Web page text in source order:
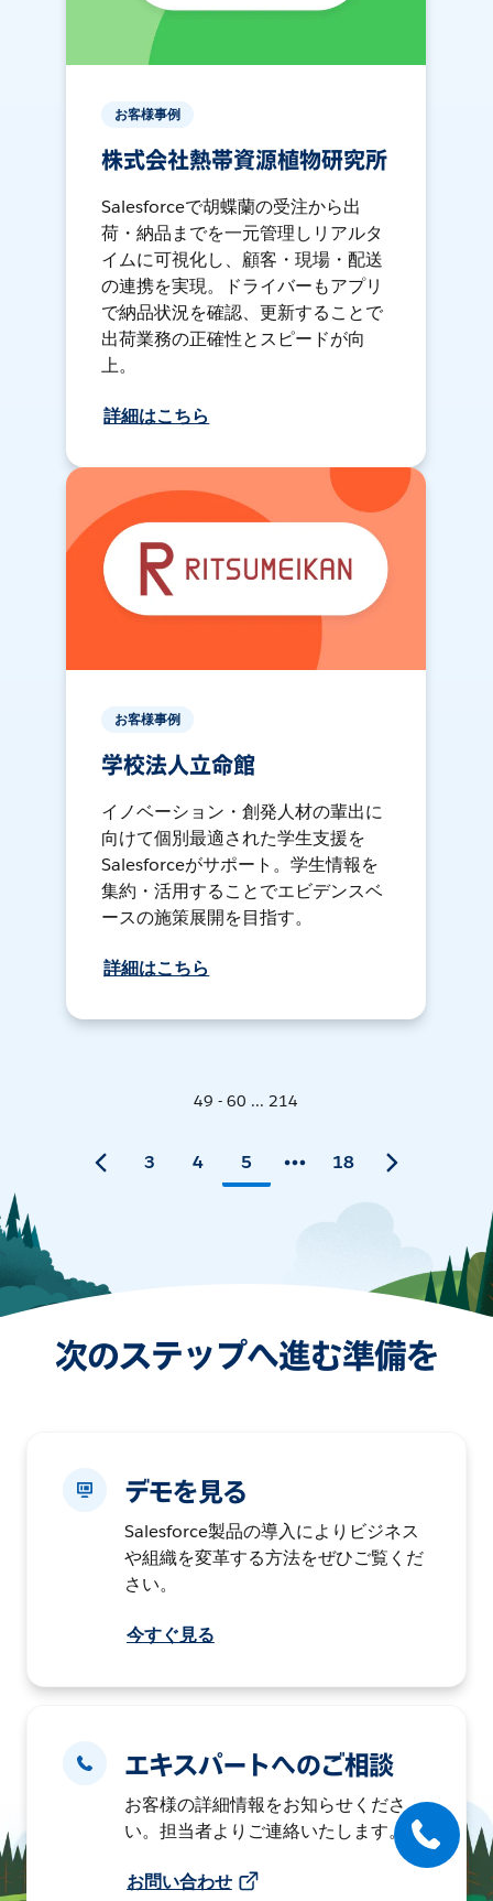
お客様事例
株式会社熱帯資源植物研究所
Salesforceで胡蝶蘭の受注から出
荷・納品までを一元管理しリアルタ
イムに可視化し、顧客・現場・配送
の連携を実現。ドライバーもアプリ
で納品状況を確認、更新することで
出荷業務の正確性とスピードが向
上。
詳細はこちら
お客様事例
学校法人立命館
イノベーション・創発人材の輩出に
向けて個別最適された学生支援を
Salesforceがサポート。学生情報を
集約・活用することでエビデンスベ
ースの施策展開を目指す。
詳細はこちら
49 - 60 ... 214
3 4 5 18
次のステップへ進む準備を
デモを見る
Salesforce製品の導入によりビジネス
や組織を変革する方法をぜひご覧くだ
さい。
今すぐ見る
エキスパートへのご相談
お客様の詳細情報をお知らせくださ
い。担当者よりご連絡いたします。
お問い合わせ